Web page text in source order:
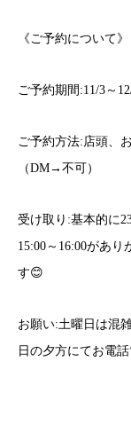
《ご予約について》
ご予約期間:11/3～
ご予約方法:店頭、
（DM→不可）
受け取り:基本的に
15:00～16:00があ
す😊
お願い:土曜日は混
日の夕方にてお電